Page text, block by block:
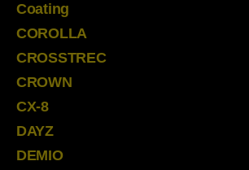
Coating
COROLLA
CROSSTREC
CROWN
CX-8
DAYZ
DEMIO